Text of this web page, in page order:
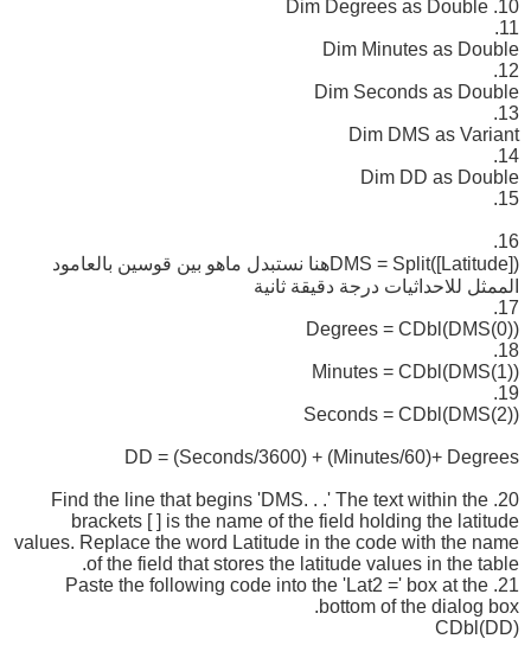
10. Dim Degrees as Double
11.
Dim Minutes as Double
12.
Dim Seconds as Double
13.
Dim DMS as Variant
14.
Dim DD as Double
15.
16.
DMS = Split([Latitude])هنا نستبدل ماهو بين قوسين بالعامود
الممثل للاحداثيات درجة دقيقة ثانية
17.
Degrees = CDbl(DMS(0))
18.
Minutes = CDbl(DMS(1))
19.
Seconds = CDbl(DMS(2))
DD = (Seconds/3600) + (Minutes/60)+ Degrees
20. Find the line that begins 'DMS. . .' The text within the
brackets [ ] is the name of the field holding the latitude
values. Replace the word Latitude in the code with the name
of the field that stores the latitude values in the table.
21. Paste the following code into the 'Lat2 =' box at the
bottom of the dialog box.
CDbl(DD)